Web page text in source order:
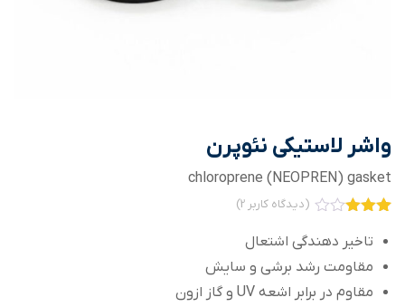
واشر لاستیکی نئوپرن
chloroprene (NEOPREN) gasket
3.00از
امتیاز
(دیدگاه کاربر2
)
تاخیر دهندگی اشتعال
مقاومت رشد برشی و سایش
مقاوم در برابر اشعه UV و گاز ازون